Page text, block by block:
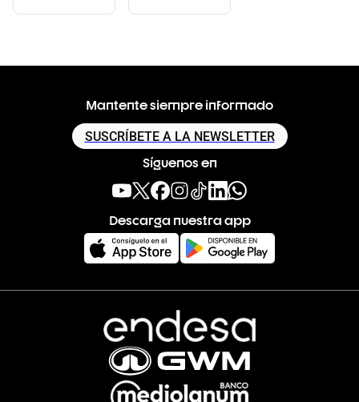
Mantente siempre informado
SUSCRÍBETE A LA NEWSLETTER
Síguenos en
Descarga nuestra app